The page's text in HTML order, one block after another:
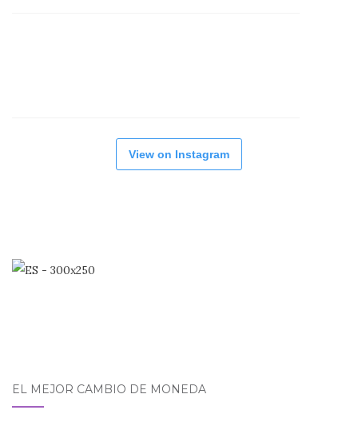
View on Instagram
EL MEJOR CAMBIO DE MONEDA